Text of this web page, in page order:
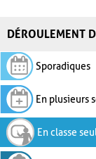
DÉROULEMENT
Sporadiques
En plusieurs
En classe